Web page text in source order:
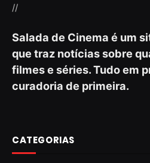
//
Salada de Cinema é um
que traz notícias sobre
filmes e séries. Tudo em
curadoria de primeira.
CATEGORIAS